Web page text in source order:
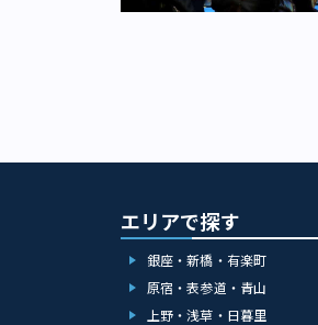
エリアで探す
銀座・新橋・有楽町
原宿・表参道・青山
上野・浅草・日暮里